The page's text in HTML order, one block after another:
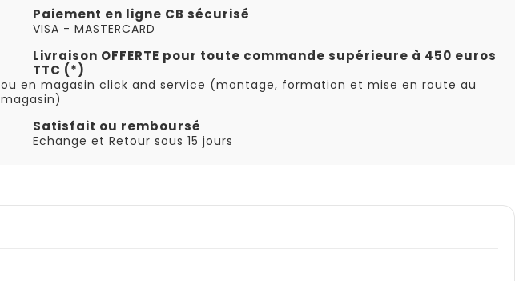
Paiement en ligne CB sécurisé
VISA - MASTERCARD
Livraison OFFERTE pour toute commande supérieure à 450 euros
TTC (*)
ou en magasin click and service (montage, formation et mise en route au
magasin)
Satisfait ou remboursé
Echange et Retour sous 15 jours